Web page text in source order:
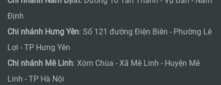
Định
Chi nhánh Hưng Yên: Số 121 đường Điện Biên - Phường Lê
Lợi - TP Hưng Yên
Chi nhánh Mê Linh: Xóm Chùa - Xã Mê Linh - Huyện Mê
Linh - TP Hà Nội